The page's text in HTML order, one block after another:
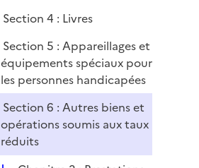
Section 4 : Livres
Section 5 : Appareillages et
équipements spéciaux pour
les personnes handicapées
Section 6 : Autres biens et
opérations soumis aux taux
réduits